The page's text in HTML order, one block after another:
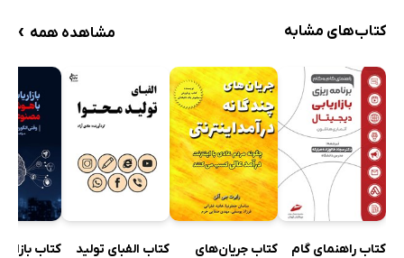
کتاب‌های مشابه مشاهده همه ›
کتاب راهنمای گام کتاب جریان‌های کتاب الفبای تولید کتاب